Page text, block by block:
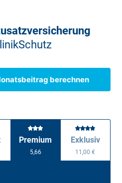
berechnen
Premium
5,66
Exklusiv
11,00 €